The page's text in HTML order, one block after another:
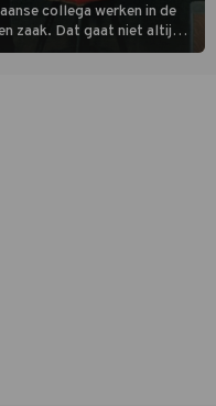
collega werken in de
zaak. Dat gaat niet altijd